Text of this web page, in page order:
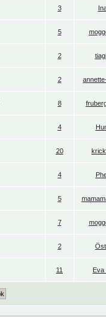
3
5
2
2
8
4
20
4
5
7
2
11 Eva